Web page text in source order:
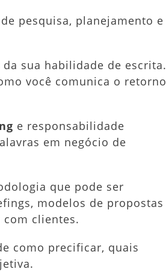
pesquisa, planejamento e
sua habilidade de escrita.
você comunica o retorno
e responsabilidade
em negócio de
que pode ser
modelos de propostas
clientes.
como precificar, quais